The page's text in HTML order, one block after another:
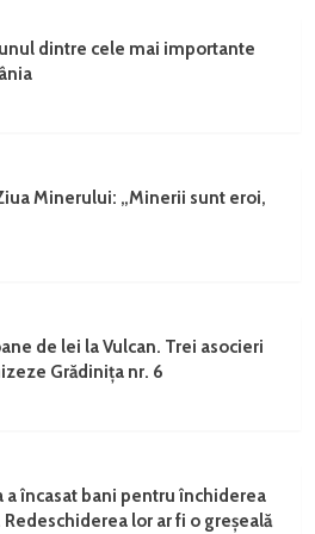
dintre cele mai importante
Minerului: „Minerii sunt eroi,
de lei la Vulcan. Trei asocieri
Grădinița nr. 6
a încasat bani pentru închiderea
lor ar fi o greșeală